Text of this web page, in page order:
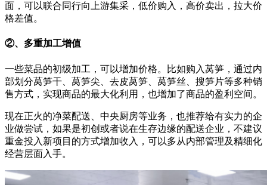
面，可以联合同行向上游集采，低价购入，高价卖出，拉大价
格差值。
②、多重加工增值
一些菜品的初级加工，可以增加价格。比如购入莴笋，通过内
部划分莴笋干、莴笋尖、去皮莴笋、莴笋丝、搜笋片等多种销
售方式，实现商品的最大化利用，也增加了商品的盈利空间。
现在正火的净菜配送、中央厨房等业务，也推荐给有实力的企
业做尝试，如果是初创或者说在生存边缘的配送企业，不建议
重金投入新项目的方式增加收入，可以多从内部管理及精细化
经营层面入手。